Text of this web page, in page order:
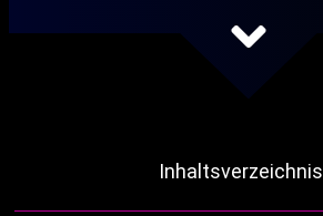
Inhaltsverzeichnis